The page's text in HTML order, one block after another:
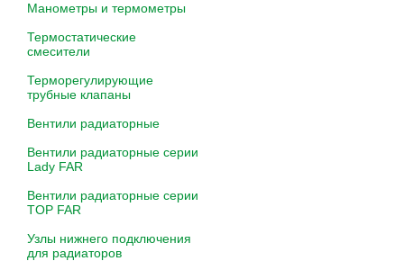
Манометры и термометры
Термостатические
смесители
Терморегулирующие
трубные клапаны
Вентили радиаторные
Вентили радиаторные серии
Lady FAR
Вентили радиаторные серии
TOP FAR
Узлы нижнего подключения
для радиаторов